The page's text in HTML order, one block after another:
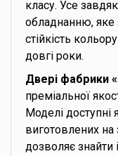
класу. Усе
обладнанню, яке
стійкість
довгі роки.
Двері фабрики
преміальної
Моделі доступні
виготовлених
дозволяє знайти